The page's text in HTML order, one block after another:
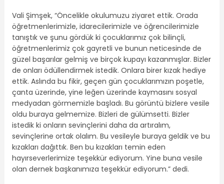
Vali Şimşek, “Öncelikle okulumuzu ziyaret ettik. Orada
öğretmenlerimizle, idarecilerimizle ve öğrencilerimizle
tanıştık ve şunu gördük ki çocuklarımız çok bilinçli,
öğretmenlerimiz çok gayretli ve bunun neticesinde de
güzel başarılar gelmiş ve birçok kupayı kazanmışlar. Bizler
de onları ödüllendirmek istedik. Onlara birer kızak hediye
ettik. Aslında bu fikir, geçen gün çocuklarımızın poşetle,
çanta üzerinde, yine leğen üzerinde kaymasını sosyal
medyadan görmemizle başladı. Bu görüntü bizlere vesile
oldu buraya gelmemize. Bizleri de gülümsetti. Bizler
istedik ki onların sevinçlerini daha da artıralım,
sevinçlerine ortak olalım. Bu vesileyle buraya geldik ve bu
kızakları dağıttık. Ben bu kızakları temin eden
hayırseverlerimize teşekkür ediyorum. Yine buna vesile
olan dernek başkanımıza teşekkür ediyorum.” dedi.